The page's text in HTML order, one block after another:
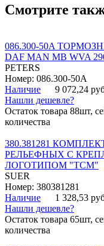
Смотрите
086.300-50A
DAF MAN MB WVA
PETERS
Номер: 086.300-50A
Наличие
9 072,24
Нашли дешевле?
Остаток товара 88шт,
количества
380.381281
РЕЛЬЕФНЫХ С
ЛОГОТИПОМ "ТСМ"
SUER
Номер: 380381281
Наличие
1 328,53
Нашли дешевле?
Остаток товара 65шт,
количества